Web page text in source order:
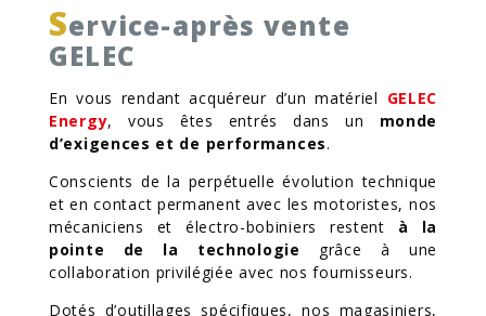
Service-après vente
GELEC
En vous rendant acquéreur d’un matériel GELEC
Energy, vous êtes entrés dans un monde
d’exigences et de performances.
Conscients de la perpétuelle évolution technique
et en contact permanent avec les motoristes, nos
mécaniciens et électro-bobiniers restent à la
pointe de la technologie grâce à une
collaboration privilégiée avec nos fournisseurs.
Dotés d’outillages spécifiques, nos magasiniers,